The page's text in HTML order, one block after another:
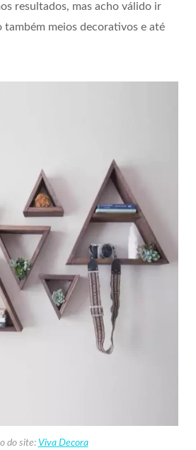
resultados, mas acho válido ir
também meios decorativos e até
do site: Viva Decora